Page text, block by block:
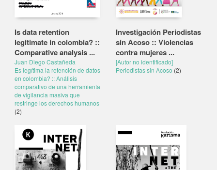
Is data retention
legitimate in colombia? ::
Comparative analysis ...
Juan Diego Castañeda
Es legítima la retención de datos
en colombia? :: Análisis
comparativo de una herramienta
de vigilancia masiva que
restringe los derechos humanos
(2)
Investigación Periodistas
sin Acoso :: Violencias
contra mujeres ...
[Autor no identificado]
Periodistas sin Acoso (2)